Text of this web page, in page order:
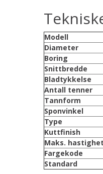
Modell
Diameter
Boring
Snittbredde
Bladtykkelse
Antall tenner
Tannform
Sponvinkel
Type
Kuttfinish
Maks. hastighet
Fargekode
Standard